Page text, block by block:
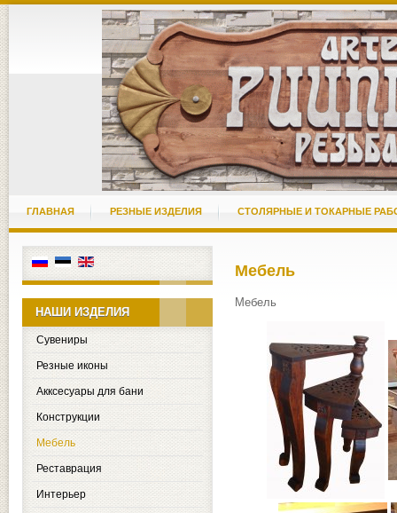
ГЛАВНАЯ РЕЗНЫЕ ИЗДЕЛИЯ СТОЛЯРНЫЕ И ТОКАРНЫЕ
Мебель
Мебель
НАШИ ИЗДЕЛИЯ
Сувениры
Резные иконы
Акксесуары для бани
Конструкции
Мебель
Реставрация
Интерьер